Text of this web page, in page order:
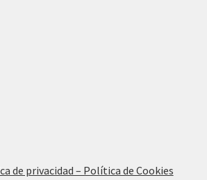
de privacidad – Política de Cookies